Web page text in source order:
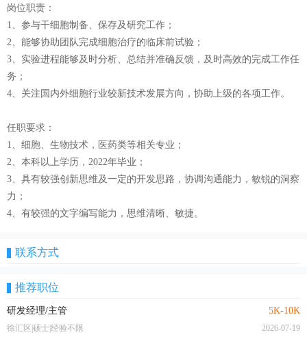
岗位职责：
1、参与干细胞制备、保存及研究工作；
2、能够协助团队完成细胞治疗的临床前试验；
3、实验进程能够及时分析、总结并准确反馈，及时高效的完成工作任
务；
4、关注国内外细胞行业较新技术发展方向，协助上级的各项工作。
任职要求：
1、细胞、生物技术，医药类等相关专业；
2、本科以上学历，2022年毕业；
3、具有较强创新思维及一定的开发思路，协调沟通能力，敏锐的洞察
力；
4、有较强的文字编写能力，思维清晰、敏捷。
联系方式
推荐职位
研发经理/主管 5K-10K
徐汇区|硕士|经验不限 2026-07-19